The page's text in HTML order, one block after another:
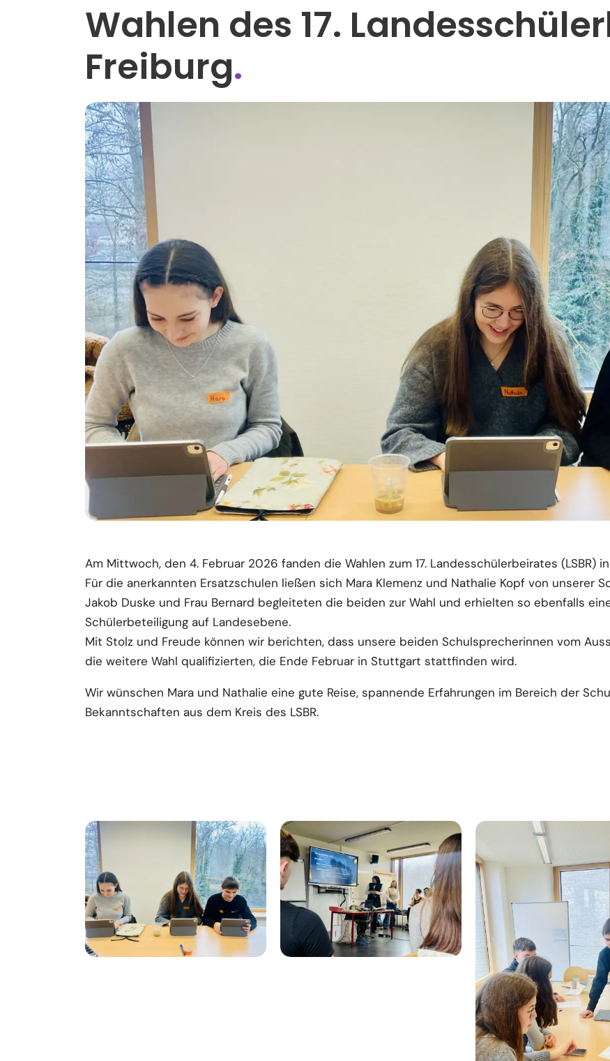
Wahlen des 17.
Freiburg.
Am Mittwoch, den 4. Februar 2026 fanden die Wahlen zum 17. Landesschülerbeirates (LSBR)
Für die anerkannten Ersatzschulen ließen sich Mara Klemenz und Nathalie Kopf von unserer
Jakob Duske und Frau Bernard begleiteten die beiden zur Wahl und erhielten so ebenfalls
Schülerbeteiligung auf Landesebene.
Mit Stolz und Freude können wir berichten, dass unsere beiden Schulsprecherinnen vom
die weitere Wahl qualifizierten, die Ende Februar in Stuttgart stattfinden wird.
Wir wünschen Mara und Nathalie eine gute Reise, spannende Erfahrungen im Bereich der
Bekanntschaften aus dem Kreis des LSBR.